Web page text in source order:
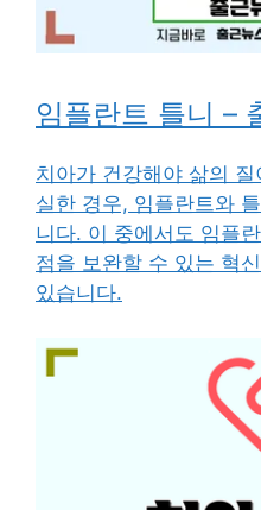
임플란트 틀니 –
치아가 건강해야 삶의
실한 경우, 임플란트와
니다. 이 중에서도 임플
점을 보완할 수 있는 혁
있습니다.